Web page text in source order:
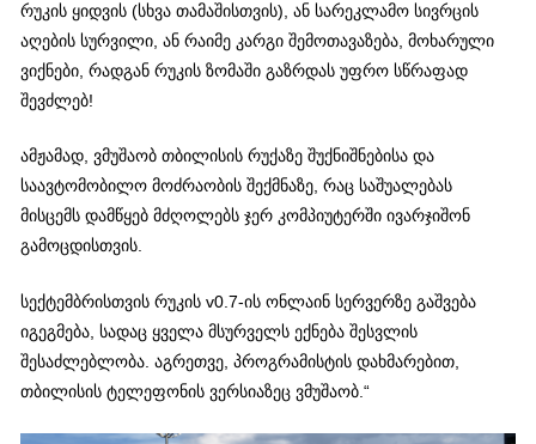
რუკის ყიდვის (სხვა თამაშისთვის), ან სარეკლამო სივრცის
აღების სურვილი, ან რაიმე კარგი შემოთავაზება, მოხარული
ვიქნები, რადგან რუკის ზომაში გაზრდას უფრო სწრაფად
შევძლებ!
ამჟამად, ვმუშაობ თბილისის რუქაზე შუქნიშნებისა და
საავტომობილო მოძრაობის შექმნაზე, რაც საშუალებას
მისცემს დამწყებ მძღოლებს ჯერ კომპიუტერში ივარჯიშონ
გამოცდისთვის.
სექტემბრისთვის რუკის v0.7-ის ონლაინ სერვერზე გაშვება
იგეგმება, სადაც ყველა მსურველს ექნება შესვლის
შესაძლებლობა. აგრეთვე, პროგრამისტის დახმარებით,
თბილისის ტელეფონის ვერსიაზეც ვმუშაობ.“